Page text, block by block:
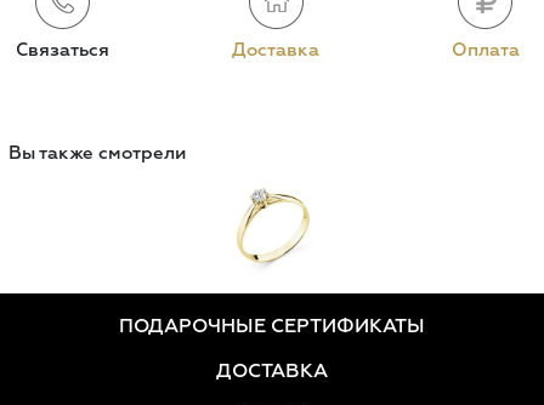
Связаться Доставка Оплата
Вы также смотрели
ПОДАРОЧНЫЕ СЕРТИФИКАТЫ
ДОСТАВКА